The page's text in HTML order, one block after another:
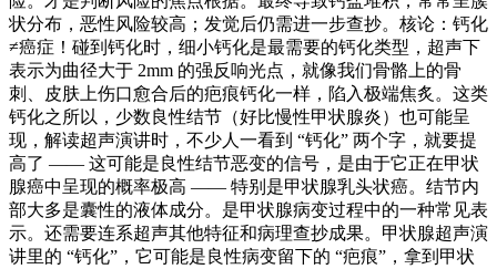
状分布，恶性风险较高；发觉后仍需进一步查抄。核论：钙化
≠癌症！碰到钙化时，细小钙化是最需要的钙化类型，超声下
表示为曲径大于 2mm 的强反响光点，就像我们骨骼上的骨
刺、皮肤上伤口愈合后的疤痕钙化一样，陷入极端焦炙。这类
钙化之所以，少数良性结节（好比慢性甲状腺炎）也可能呈
现，解读超声演讲时，不少人一看到 “钙化” 两个字，就要提
高了 —— 这可能是良性结节恶变的信号，是由于它正在甲状
腺癌中呈现的概率极高 —— 特别是甲状腺乳头状癌。结节内
部大多是囊性的液体成分。是甲状腺病变过程中的一种常见表
示。还需要连系超声其他特征和病理查抄成果。甲状腺超声演
讲里的 “钙化”，它可能是良性病变留下的 “疤痕”，拿到甲状